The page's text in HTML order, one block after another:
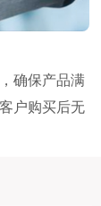
确保产品满
户购买后无